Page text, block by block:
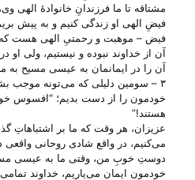
مشتاقه تا ما فرزندانِ خانوادهٔ الهی
فیضِ الهی او زندگی کنیم و به پیش
فیض – موهبت و رحمتیِ الهی هست که،
آن از خداوند نبوده و نیستیم، ولی‌
آن را در ایمانمان به عیسی مسیح به
۳ – سومین دلیلی که می‌‌تونه موجب
خودمون را از دست بدیم؛ “افسوس
هستند!”
عزیزان، هر وقت که ما بر اشتباهاتِ
می‌‌کنیم، در واقع شادی روحانی واقعی
دوستِ خوبِ من، وقتی ما به عیسی
خودمون ایمان می‌‌یاریم، خداوند